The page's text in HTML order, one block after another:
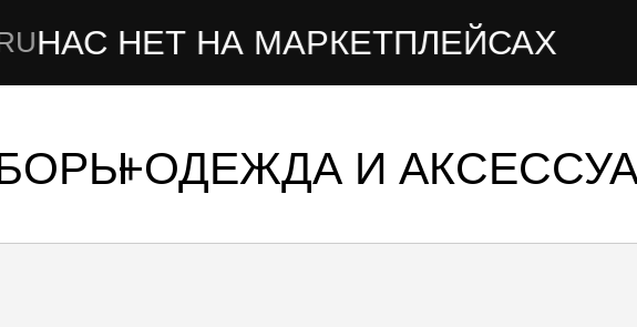
НА МАРКЕТПЛЕЙСАХ
ОДЕЖДА И